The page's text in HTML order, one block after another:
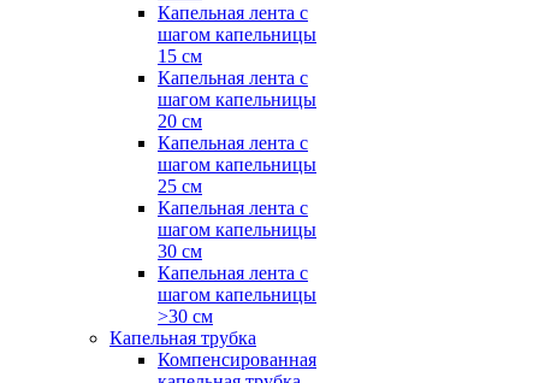
Капельная лента с
шагом капельницы
15 см
Капельная лента с
шагом капельницы
20 см
Капельная лента с
шагом капельницы
25 см
Капельная лента с
шагом капельницы
30 см
Капельная лента с
шагом капельницы
>30 см
Капельная трубка
Компенсированная